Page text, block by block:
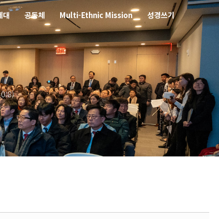
대 공동체 Multi-Ethnic Mission 성경쓰기